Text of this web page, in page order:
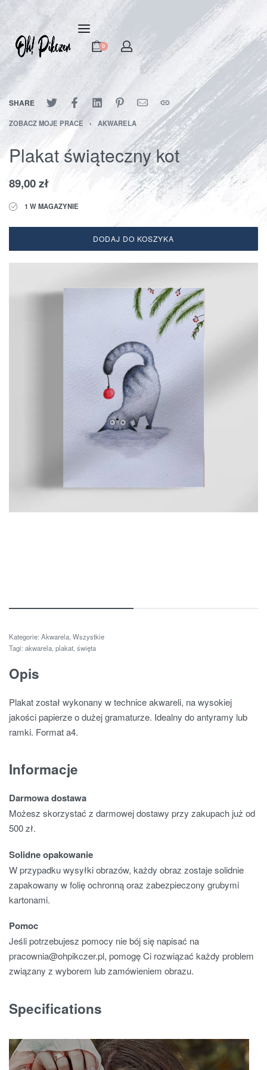
0
SHARE
ZOBACZ MOJE PRACE › AKWARELA
Plakat świąteczny kot
89,00zł
1 W MAGAZYNIE
DODAJ DO KOSZYKA
Kategorie: Akwarela Wszystkie
Tagi: akwarela plakat święta
Opis
Plakat został wykonany w technice akwareli, na wysokiej
jakości papierze o dużej gramaturze. Idealny do antyramy lub
ramki. Format a4.
Informacje
Darmowa dostawa
Możesz skorzystać z darmowej dostawy przy zakupach już od
500 zł.
Solidne opakowanie
W przypadku wysyłki obrazów, każdy obraz zostaje solidnie
zapakowany w folię ochronną oraz zabezpieczony grubymi
kartonami.
Pomoc
Jeśli potrzebujesz pomocy nie bój się napisać na
pracownia@ohpikczer.pl, pomogę Ci rozwiązać każdy problem
związany z wyborem lub zamówieniem obrazu.
Specifications